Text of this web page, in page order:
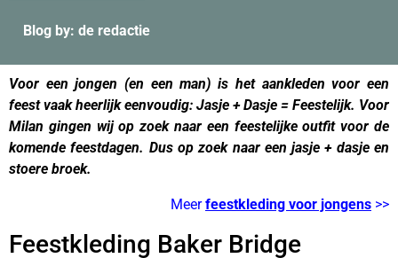
Blog by: de redactie
Voor een jongen (en een man) is het aankleden voor een
feest vaak heerlijk eenvoudig: Jasje + Dasje = Feestelijk. Voor
Milan gingen wij op zoek naar een feestelijke outfit voor de
komende feestdagen. Dus op zoek naar een jasje + dasje en
stoere broek.
Meerfeestkleding voor jongens >>
Feestkleding Baker Bridge